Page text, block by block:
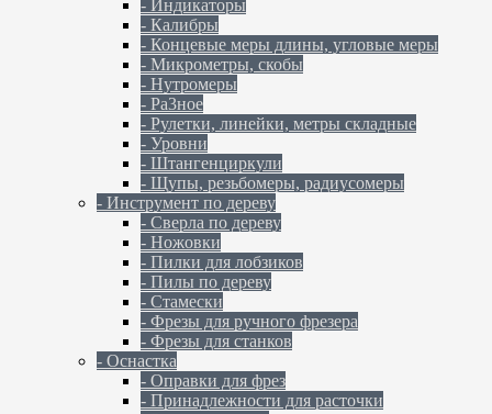
- Индикаторы
- Калибры
- Концевые меры длины, угловые меры
- Микрометры, скобы
- Нутромеры
- Ра3ное
- Рулетки, линейки, метры складные
- Уровни
- Штангенциркули
- Щупы, резьбомеры, радиусомеры
- Инструмент по дереву
- Сверла по дереву
- Ножовки
- Пилки для лобзиков
- Пилы по дереву
- Стамески
- Фрезы для ручного фрезера
- Фрезы для станков
- Оснастка
- Оправки для фрез
- Принадлежности для расточки